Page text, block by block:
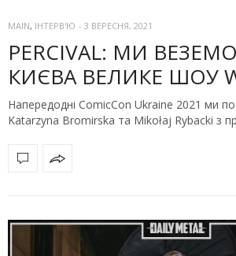
MAIN, ІНТЕРВ'Ю - 3 ВЕРЕСНЯ, 2021
PERCIVAL: МИ
КИЄВА ВЕЛИКЕ ШОУ
Напередодні ComicCon Ukraine 2021 ми
Katarzyna Bromirska та Mikołaj Rybacki з